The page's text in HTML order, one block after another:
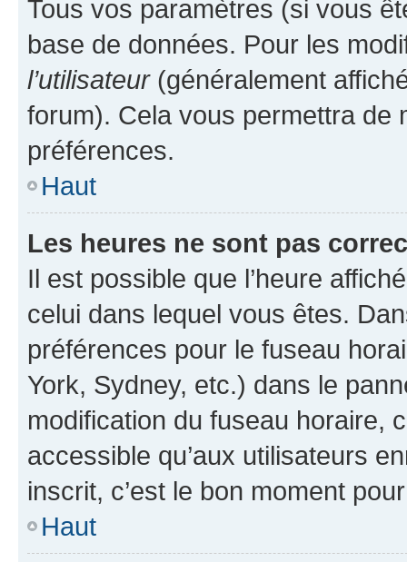
Tous vos paramètres (si vous
base de données. Pour les
l’utilisateur(généralement
forum). Cela vous permettra de
préférences.
Haut
Les heures ne sont pas
Il est possible que l’heure
celui dans lequel vous êtes.
préférences pour le fuseau
York, Sydney, etc.) dans le
modification du fuseau horaire,
accessible qu’aux utilisateurs
inscrit, c’est le bon moment
Haut